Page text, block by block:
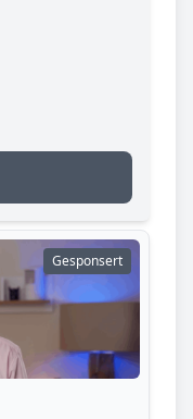
Gesponsert